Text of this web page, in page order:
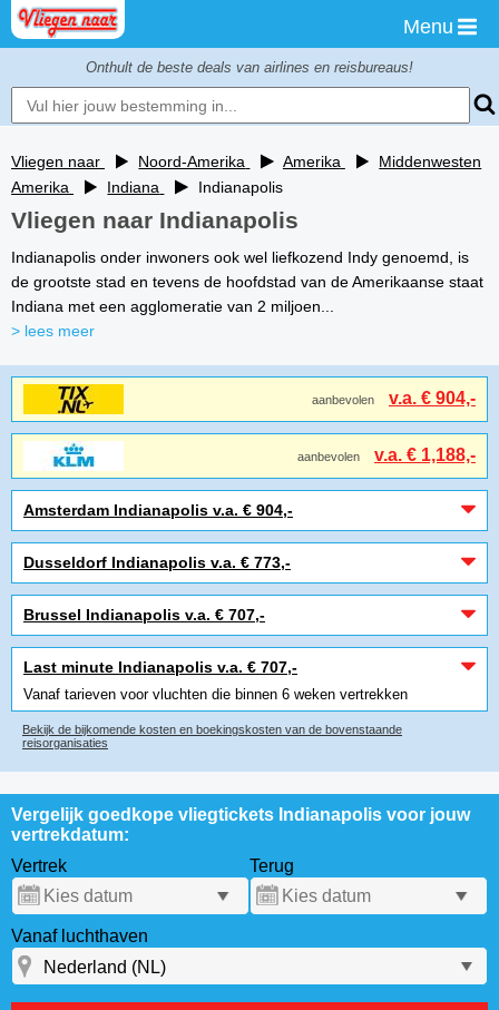
Menu
Onthult de beste deals van airlines en reisbureaus!
Vliegen naar Noord-Amerika Amerika
Middenwesten
Amerika
Indiana Indianapolis
Vliegen naar Indianapolis
Indianapolis onder inwoners ook wel liefkozend Indy genoemd, is
de grootste stad en tevens de hoofdstad van de Amerikaanse staat
Indiana met een agglomeratie van 2 miljoen...
> lees meer
aanbevolen v.a. € 904,-
aanbevolen v.a. € 1,188,-
Amsterdam Indianapolis v.a. € 904,-
Dusseldorf Indianapolis v.a. € 773,-
Brussel Indianapolis v.a. € 707,-
Last minute Indianapolis v.a. € 707,-
Vanaf tarieven voor vluchten die binnen 6 weken vertrekken
Bekijk de bijkomende kosten en boekingskosten van de bovenstaande
reisorganisaties
Vergelijk goedkope vliegtickets Indianapolis voor jouw
vertrekdatum:
Vertrek
Terug
Vanaf luchthaven